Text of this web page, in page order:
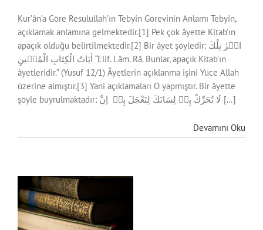
Kur’ân’a Göre Resulullah’ın Tebyîn Görevinin Anlamı Tebyin,
açıklamak anlamına gelmektedir.[1] Pek çok âyette Kitab’ın
apaçık olduğu belirtilmektedir.[2] Bir âyet şöyledir: الۤرٰ تِلْكَ
اٰيَاتُ الْكِتَابِ الْمُب۪ينِ “Elif. Lâm. Râ. Bunlar, apaçık Kitab’ın
âyetleridir.” (Yusuf 12/1) Âyetlerin açıklanma işini Yüce Allah
üzerine almıştır.[3] Yani açıklamaları O yapmıştır. Bir âyette
şöyle buyrulmaktadır: لَا تُحَرِّكْ بِه۪ لِسَانَكَ لِتَعْجَلَ بِه۪ اِنَّ [...]
Devamını Oku